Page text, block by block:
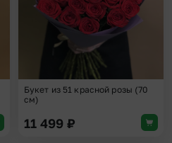
Букет из 51 красной розы (70
см)
11 499 ₽